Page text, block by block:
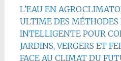
L’EAU EN
ULTIME DES MÉTHODES
INTELLIGENTE POUR
JARDINS, VERGERS ET
FACE AU CLIMAT DU